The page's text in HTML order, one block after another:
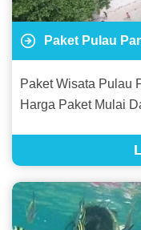
Paket Pulau
Paket Wisata Pulau
Harga Paket Mulai